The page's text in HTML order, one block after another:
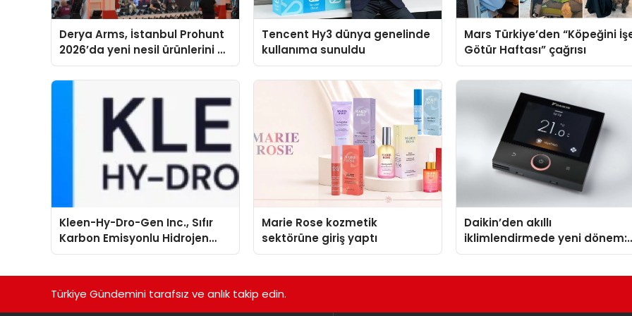
Derya Arms, İstanbul Prohunt
2026’da yeni nesil ürünlerini ve
global marka vizyonunu
sergiledi
Tencent Hy3 dünya genelinde
kullanıma sunuldu
Mars Türkiye’den “Köpeğini
Götür Haftası” çağrısı
Kleen-Hy-Dro-Gen Inc., Sıfır
Karbon Emisyonlu Hidrojen
Isıtma Teknolojisinde ISO ve
Marie Rose kozmetik
sektörüne giriş yaptı
Daikin’den akıllı
iklimlendirmede yeni dönem:
Madoka Plus Türkiye’de
Türkiye Gündemini tarafsız ve anlık takip edin.